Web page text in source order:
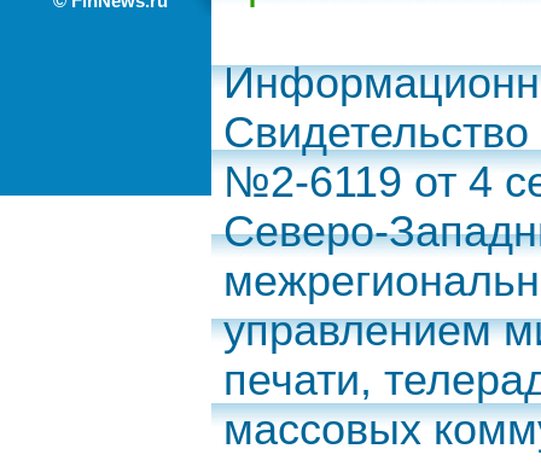
№2-6119 от 4
Северо-
управлением
печати,
массовых